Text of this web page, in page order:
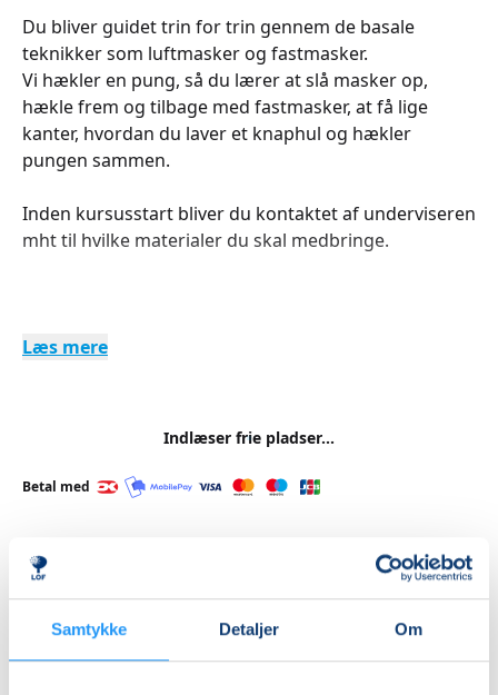
Samtykke Detaljer Om
Du bliver guidet trin for trin gennem de basale
teknikker som luftmasker og fastmasker.
Vi hækler en pung, så du lærer at slå masker op,
hækle frem og tilbage med fastmasker, at få lige
kanter, hvordan du laver et knaphul og hækler
pungen sammen.
Inden kursusstart bliver du kontaktet af underviseren
mht til hvilke materialer du skal medbringe.
Læs mere
Indlæser frie pladser...
Betal med
Priser
Almen